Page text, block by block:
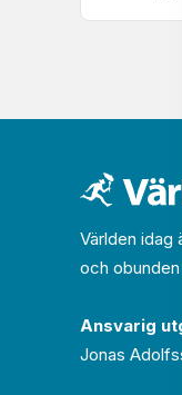
Världen idag
och obunden
Ansvarig
Jonas